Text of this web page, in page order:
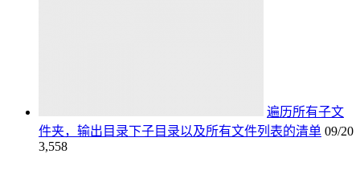
遍历所有子文
件夹，输出目录下子目录以及所有文件列表的清单 09/20
3,558